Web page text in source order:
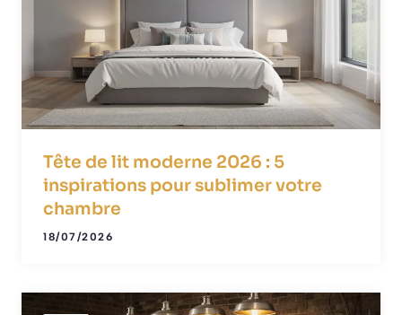
Tête de lit moderne 2026 : 5
inspirations pour sublimer votre
chambre
18/07/2026